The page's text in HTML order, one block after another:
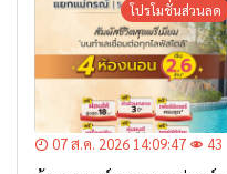
โปรโมชั่นส่วนลด
07 ส.ค. 2026 14:09:47 43